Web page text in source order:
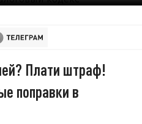
Плати штраф!
поправки в